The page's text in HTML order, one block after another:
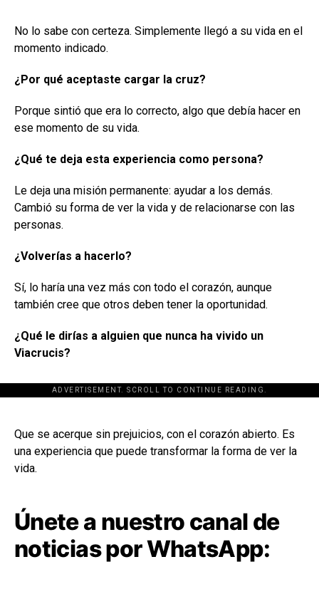
No lo sabe con certeza. Simplemente llegó a su vida en el
momento indicado.
¿Por qué aceptaste cargar la cruz?
Porque sintió que era lo correcto, algo que debía hacer en
ese momento de su vida.
¿Qué te deja esta experiencia como persona?
Le deja una misión permanente: ayudar a los demás.
Cambió su forma de ver la vida y de relacionarse con las
personas.
¿Volverías a hacerlo?
Sí, lo haría una vez más con todo el corazón, aunque
también cree que otros deben tener la oportunidad.
¿Qué le dirías a alguien que nunca ha vivido un
Viacrucis?
ADVERTISEMENT. SCROLL TO CONTINUE READING.
[adsforwp id="243463"]
Que se acerque sin prejuicios, con el corazón abierto. Es
una experiencia que puede transformar la forma de ver la
vida.
Únete a nuestro canal de
noticias por WhatsApp: